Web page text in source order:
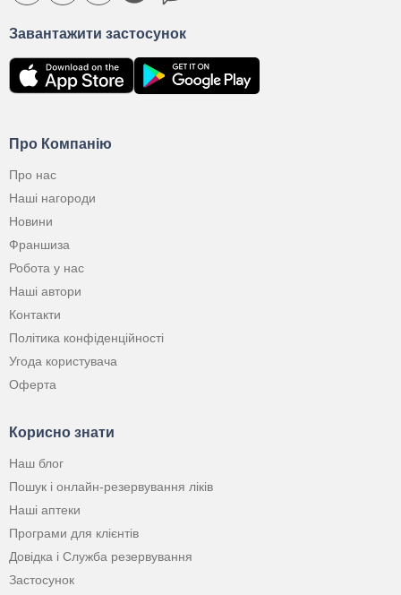
Про Компанію
Про нас
Наші нагороди
Новини
Франшиза
Робота у нас
Наші автори
Контакти
Політика конфіденційності
Угода користувача
Оферта
Корисно знати
Наш блог
Пошук і онлайн-резервування ліків
Наші аптеки
Програми для клієнтів
Довідка і Служба резервування
Застосунок
Завантажити застосунок